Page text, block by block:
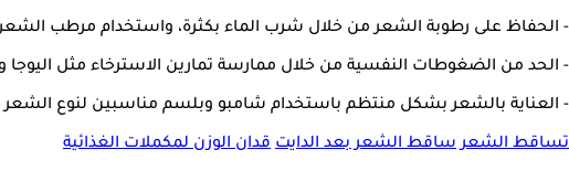
- الحفاظ على رطوبة الشعر من خلال شرب الماء بكثرة، واستخدام مرطب
- الحد من الضغوطات النفسية من خلال ممارسة تمارين الاسترخاء مثل اليوجا
- العناية بالشعر بشكل منتظم باستخدام شامبو وبلسم مناسبين لنوع
تساقط الشعر ساقط الشعر بعد الدايت قدان الوزنلمكملات الغذائية